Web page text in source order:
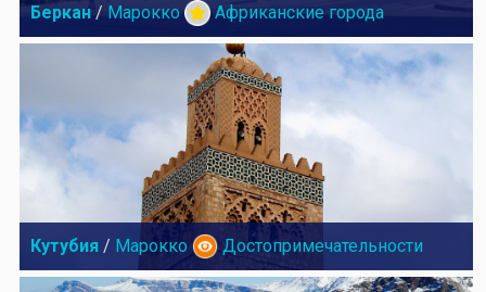
Беркан / Марокко Африканские города
Кутубия / Марокко Достопримечательности